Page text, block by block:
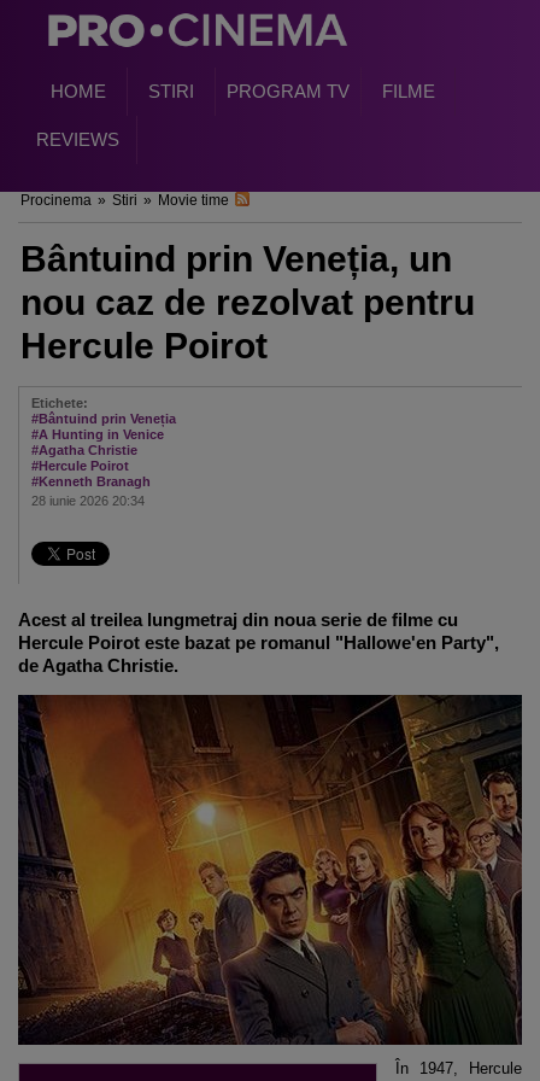
HOME STIRI PROGRAM TV FILME
REVIEWS
Procinema » Stiri » Movie time
Bântuind prin Veneția, un
nou caz de rezolvat pentru
Hercule Poirot
Etichete:
#Bântuind prin Veneția
#A Hunting in Venice
#Agatha Christie
#Hercule Poirot
#Kenneth Branagh
28 iunie 2026 20:34
Acest al treilea lungmetraj din noua serie de filme cu
Hercule Poirot este bazat pe romanul "Hallowe'en Party",
de Agatha Christie.
În 1947, Hercule